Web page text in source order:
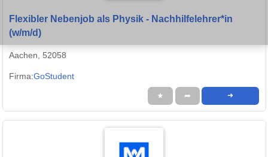
Flexibler Nebenjob als Physik - Nachhilfelehrer*in
(w/m/d)
Aachen, 52058
Firma:GoStudent
★ ➦ ➜